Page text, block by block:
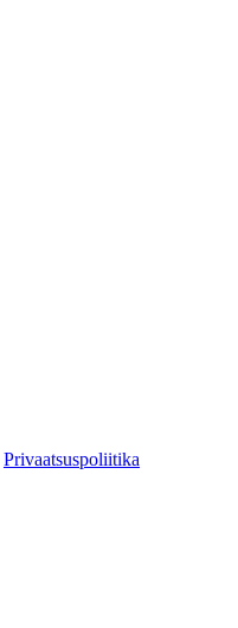
Privaatsuspoliitika